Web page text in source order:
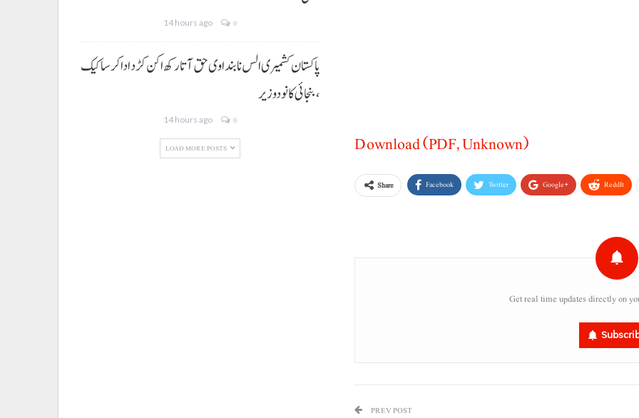
Download (PDF, Unknown)
Share Facebook Twitter Google+ ReddIt
Get real time updates directly on
PREV POST
14 hours ago 0
پاکستان کشمیری الس نا بنداوی حق آتا رکھ اکن کڑد ادا کرسا کیک
،بنجائی کانودوزیر
14 hours ago 0
LOAD MORE POSTS